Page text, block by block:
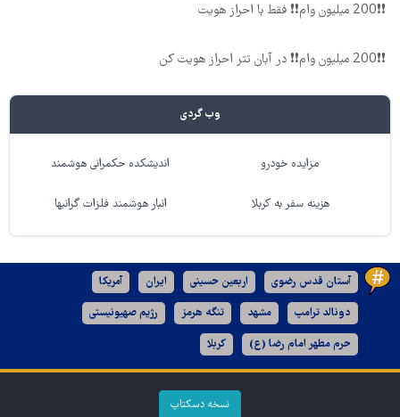
❗❗200 میلیون وام❗❗ فقط با احراز هویت
❗❗200 میلیون وام❗❗ در آبان تتر احراز هویت کن
وب گردی
مزایده خودرو اندیشکده حکمرانی هوشمند
هزینه سفر به کربلا انبار هوشمند فلزات گرانبها
آستان قدس رضوی اربعین حسینی ایران آمریکا
دونالد ترامپ مشهد تنگه هرمز رژیم صهیونیستی
حرم مطهر امام رضا (ع) کربلا
نسخه دسکتاپ